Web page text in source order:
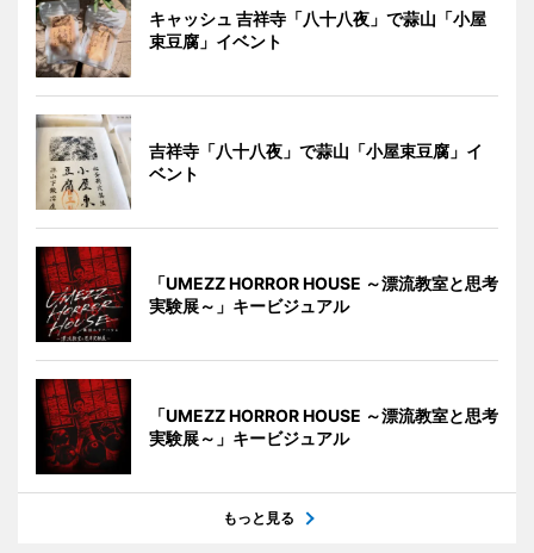
キャッシュ 吉祥寺「八十八夜」で蒜山「小屋
束豆腐」イベント
吉祥寺「八十八夜」で蒜山「小屋束豆腐」イ
ベント
「UMEZZ HORROR HOUSE ～漂流教室と思考
実験展～」キービジュアル
「UMEZZ HORROR HOUSE ～漂流教室と思考
実験展～」キービジュアル
もっと見る